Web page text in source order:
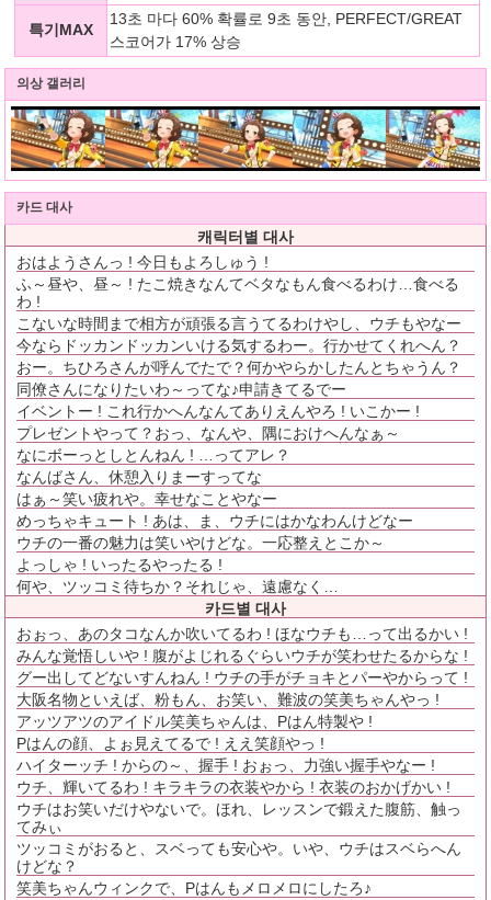
특기MAX
13초 마다 60% 확률로 9초 동안, PERFECT/GREAT
스코어가 17% 상승
의상 갤러리
카드 대사
캐릭터별 대사
おはようさんっ ! 今日もよろしゅう !
ふ～昼や、昼～ ! たこ焼きなんてベタなもん食べるわけ…食べる
わ !
こないな時間まで相方が頑張る言うてるわけやし、ウチもやなー
今ならドッカンドッカンいける気するわー。行かせてくれへん？
おー。ちひろさんが呼んでたで？何かやらかしたんとちゃうん？
同僚さんになりたいわ～ってな♪申請きてるでー
イベントー ! これ行かへんなんてありえんやろ ! いこかー !
プレゼントやって？おっ、なんや、隅におけへんなぁ～
なにボーっとしとんねん ! …ってアレ？
なんばさん、休憩入りまーすってな
はぁ～笑い疲れや。幸せなことやなー
めっちゃキュート ! あは、ま、ウチにはかなわんけどなー
ウチの一番の魅力は笑いやけどな。一応整えとこか～
よっしゃ ! いったるやったる !
何や、ツッコミ待ちか？それじゃ、遠慮なく…
카드별 대사
おぉっ、あのタコなんか吹いてるわ ! ほなウチも…って出るかい !
みんな覚悟しいや ! 腹がよじれるぐらいウチが笑わせたるからな !
グー出してどないすんねん ! ウチの手がチョキとパーやからって !
大阪名物といえば、粉もん、お笑い、難波の笑美ちゃんやっ !
アッツアツのアイドル笑美ちゃんは、Pはん特製や !
Pはんの顔、よぉ見えてるで ! ええ笑顔やっ !
ハイターッチ ! からの～、握手 ! おぉっ、力強い握手やなー !
ウチ、輝いてるわ ! キラキラの衣装やから ! 衣装のおかげかい !
ウチはお笑いだけやないで。ほれ、レッスンで鍛えた腹筋、触っ
てみぃ
ツッコミがおると、スベっても安心や。いや、ウチはスベらへん
けどな？
笑美ちゃんウィンクで、Pはんもメロメロにしたろ♪